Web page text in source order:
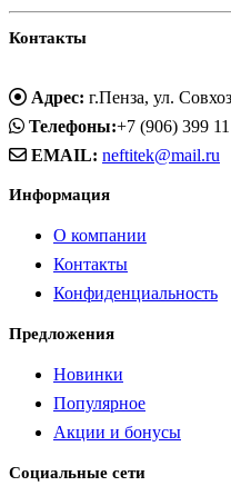
Контакты
Адрес: г.Пенза, ул.
Телефоны:+7 (906) 399
EMAIL: neftitek@mail.ru
Информация
О компании
Контакты
Конфиденциальность
Предложения
Новинки
Популярное
Акции и бонусы
Социальные сети